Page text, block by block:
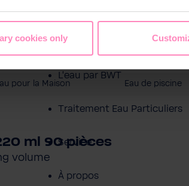
cookies onlyBoutique en ligne
L'eau par BWT
Traitement Eau Particuliers
Service
À propos
pour la Maison Eau de piscine
ml 90 pièces
volume